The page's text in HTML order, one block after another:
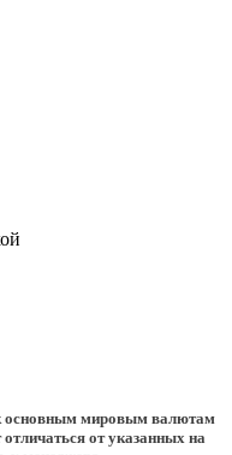
основным мировым валютам
от указанных на